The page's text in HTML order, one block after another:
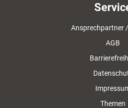
Ansprechpartner
AGB
Themen